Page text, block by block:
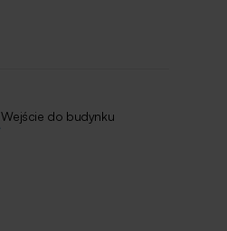
Wejście do budynku